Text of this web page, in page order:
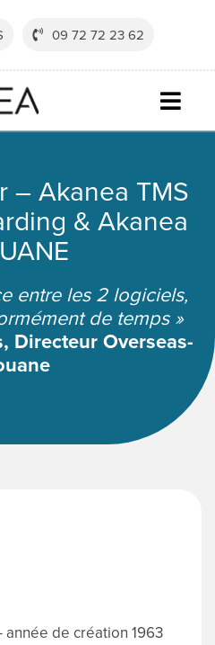
09 72 72 23 62
– Akanea TMS
& Akanea
entre les 2 logiciels,
de temps »
Directeur Overseas-
de création 1963